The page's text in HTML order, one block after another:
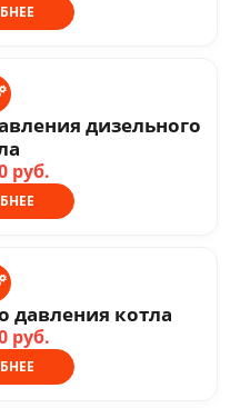
дизельного
руб.
давления котла
руб.